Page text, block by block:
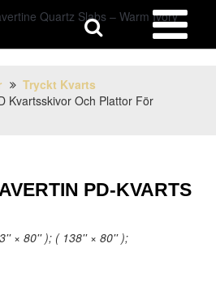
Tryckt Kvarts
Kvartsskivor Och Plattor För
PD-KVARTS
× 80'' ); ( 138'' × 80'' );